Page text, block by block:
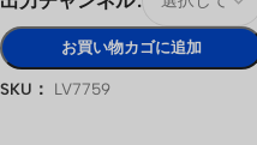
お買い物カゴに追加
SKU： LV7759